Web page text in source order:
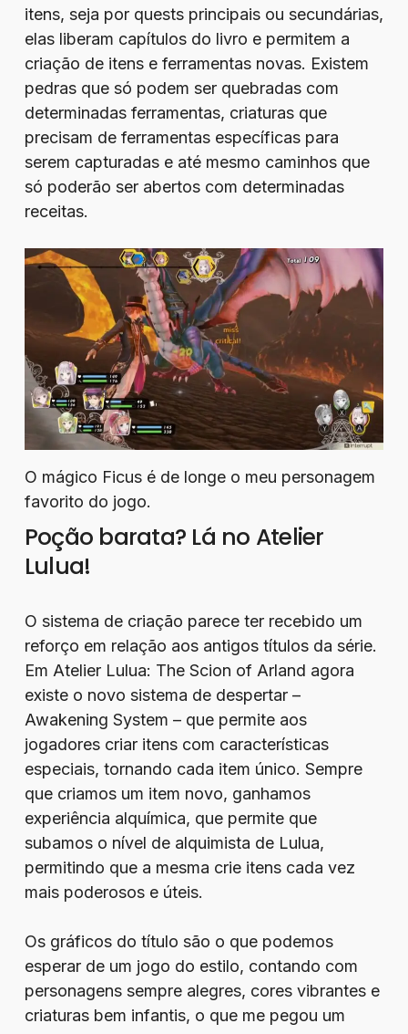
itens, seja por quests principais ou secundárias,
elas liberam capítulos do livro e permitem a
criação de itens e ferramentas novas. Existem
pedras que só podem ser quebradas com
determinadas ferramentas, criaturas que
precisam de ferramentas específicas para
serem capturadas e até mesmo caminhos que
só poderão ser abertos com determinadas
receitas.
O mágico Ficus é de longe o meu personagem
favorito do jogo.
Poção barata? Lá no Atelier
Lulua!
O sistema de criação parece ter recebido um
reforço em relação aos antigos títulos da série.
Em Atelier Lulua: The Scion of Arland agora
existe o novo sistema de despertar –
Awakening System – que permite aos
jogadores criar itens com características
especiais, tornando cada item único. Sempre
que criamos um item novo, ganhamos
experiência alquímica, que permite que
subamos o nível de alquimista de Lulua,
permitindo que a mesma crie itens cada vez
mais poderosos e úteis.
Os gráficos do título são o que podemos
esperar de um jogo do estilo, contando com
personagens sempre alegres, cores vibrantes e
criaturas bem infantis, o que me pegou um